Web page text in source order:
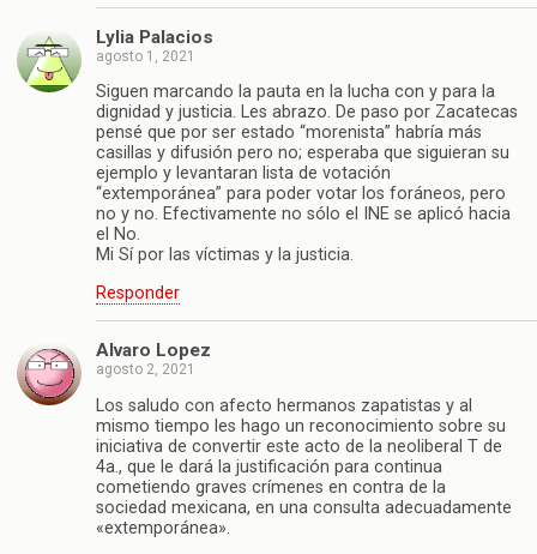
Lylia Palacios
agosto 1, 2021
Siguen marcando la pauta en la lucha con y para la
dignidad y justicia. Les abrazo. De paso por Zacatecas
pensé que por ser estado “morenista” habría más
casillas y difusión pero no; esperaba que siguieran su
ejemplo y levantaran lista de votación
“extemporánea” para poder votar los foráneos, pero
no y no. Efectivamente no sólo el INE se aplicó hacia
el No.
Mi Sí por las víctimas y la justicia.
Responder
Alvaro Lopez
agosto 2, 2021
Los saludo con afecto hermanos zapatistas y al
mismo tiempo les hago un reconocimiento sobre su
iniciativa de convertir este acto de la neoliberal T de
4a., que le dará la justificación para continua
cometiendo graves crímenes en contra de la
sociedad mexicana, en una consulta adecuadamente
«extemporánea».